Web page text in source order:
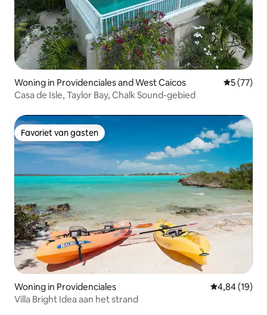
Woning in Providenciales and West Caicos
5 (77)
Casa de Isle, Taylor Bay, Chalk Sound-gebied
Favoriet van gasten
Favoriet van gasten
Woning in Providenciales Gemiddelde
4,84 (19)
Villa Bright Idea aan het strand